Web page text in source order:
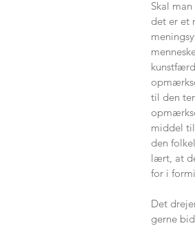
Skal
det er et
til den
middel
den
lært, at
for i
Det
gerne